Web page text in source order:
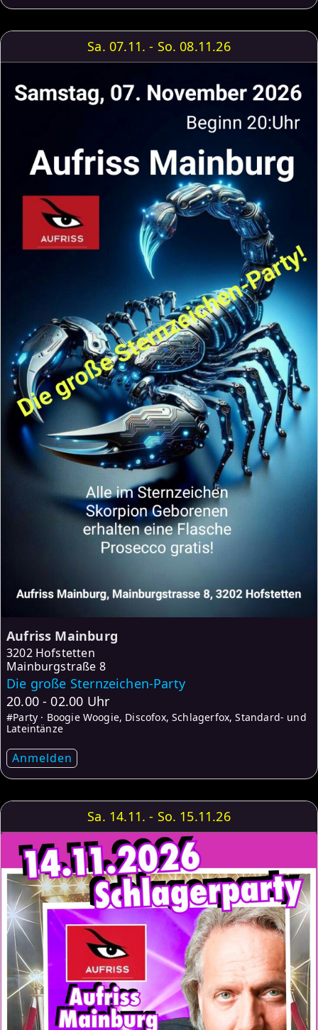
Sa. 07.11. - So. 08.11.26
Aufriss Mainburg
3202 Hofstetten
Mainburgstraße 8
Die große Sternzeichen-Party
20.00 - 02.00 Uhr
#Party · Boogie Woogie, Discofox, Schlagerfox, Standard- und
Lateintänze
Anmelden
Sa. 14.11. - So. 15.11.26